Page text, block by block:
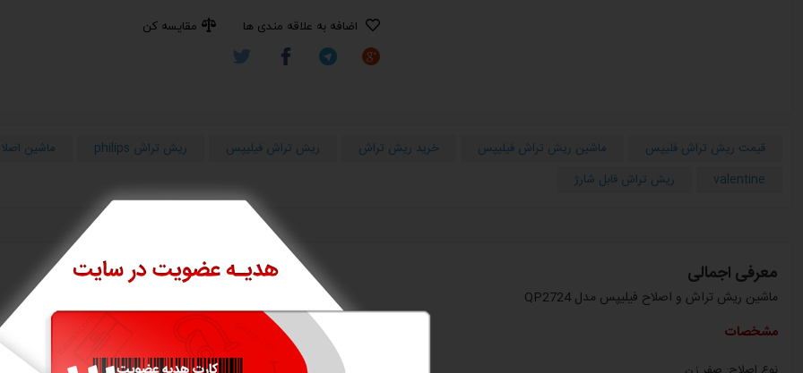
اضافه به علاقه مندی ها مقایسه کن
قیمت ریش تراش فلیپس ماشین ریش تراش فیلیپس خرید ریش تراش ریش تراش فیلیپس ریش تراش philips
ماشین
valentine
ریش تراش قابل شارژ
معرفی اجمالی
ماشین ریش تراش و اصلاح فیلیپس مدل QP2724
مشخصات